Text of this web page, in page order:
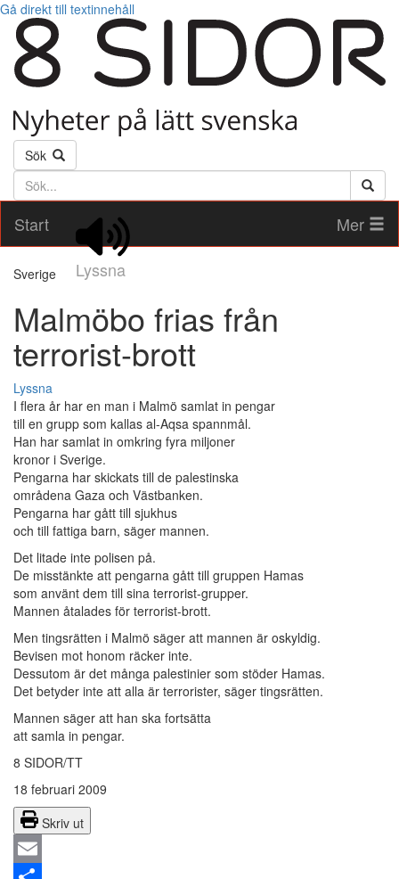
Gå direkt till textinnehåll
Sök
Söktext
Start
Lyssna
Mer
Sverige
Malmöbo frias från
terrorist-brott
Lyssna
I flera år har en man i Malmö samlat in pengar
till en grupp som kallas al-Aqsa spannmål.
Han har samlat in omkring fyra miljoner
kronor i Sverige.
Pengarna har skickats till de palestinska
områdena Gaza och Västbanken.
Pengarna har gått till sjukhus
och till fattiga barn, säger mannen.
Det litade inte polisen på.
De misstänkte att pengarna gått till gruppen Hamas
som använt dem till sina terrorist-grupper.
Mannen åtalades för terrorist-brott.
Men tingsrätten i Malmö säger att mannen är oskyldig.
Bevisen mot honom räcker inte.
Dessutom är det många palestinier som stöder Hamas.
Det betyder inte att alla är terrorister, säger tingsrätten.
Mannen säger att han ska fortsätta
att samla in pengar.
8 SIDOR/TT
18 februari 2009
Skriv ut